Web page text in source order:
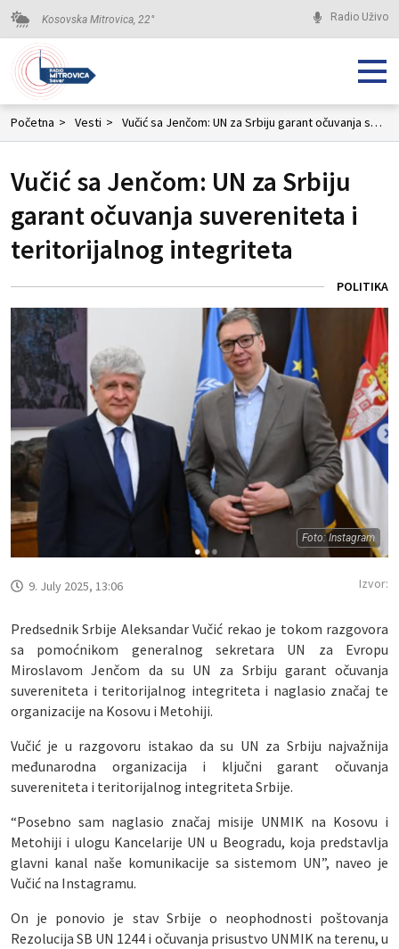
Kosovska Mitrovica, 22° Radio Uživo
Početna > Vesti > Vučić sa Jenčom: UN za Srbiju garant očuvanja suvereniteta i teritorijalnog integriteta
Vučić sa Jenčom: UN za Srbiju
garant očuvanja suvereniteta i
teritorijalnog integriteta
POLITIKA
Foto: Instagram
9. July 2025, 13:06 Izvor:
Predsednik Srbije Aleksandar Vučić rekao je tokom razgovora
sa pomoćnikom generalnog sekretara UN za Evropu
Miroslavom Jenčom da su UN za Srbiju garant očuvanja
suvereniteta i teritorijalnog integriteta i naglasio značaj te
organizacije na Kosovu i Metohiji.
Vučić je u razgovoru istakao da su UN za Srbiju najvažnija
međunarodna organizacija i ključni garant očuvanja
suvereniteta i teritorijalnog integriteta Srbije.
“Posebno sam naglasio značaj misije UNMIK na Kosovu i
Metohiji i ulogu Kancelarije UN u Beogradu, koja predstavlja
glavni kanal naše komunikacije sa sistemom UN”, naveo je
Vučić na Instagramu.
On je ponovio je stav Srbije o neophodnosti poštovanja
Rezolucija SB UN 1244 i očuvanja prisustvo UNMIK na terenu, u